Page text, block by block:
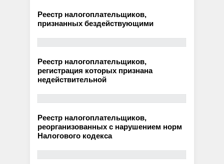
Реестр налогоплательщиков,
признанных бездействующими
Реестр налогоплательщиков,
регистрация которых признана
недействительной
Реестр налогоплательщиков,
реорганизованных с нарушением норм
Налогового кодекса